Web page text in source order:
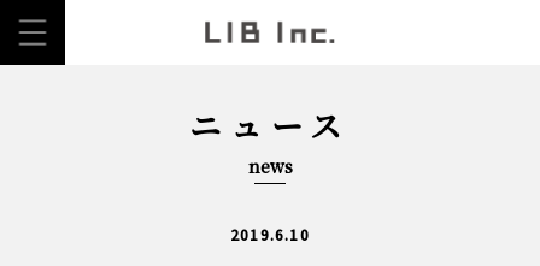
ニュース
news
2019.6.10